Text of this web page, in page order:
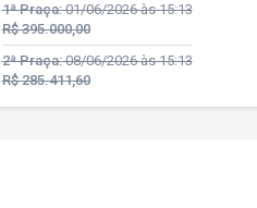
1ª Praça:01/06/2026 às 15:13
R$ 395.000,00
2ª Praça:08/06/2026 às 15:13
R$ 285.411,60